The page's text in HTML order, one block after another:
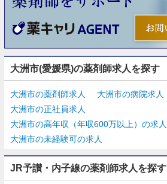
大洲市(愛媛県)の薬剤師求人を探す
大洲市の薬剤師求人
大洲市の病院求人
大洲市の正社員求人
大洲市の高年収（年収600万以上）の求人
大洲市の未経験可の求人
JR予讃・内子線の薬剤師求人を探す